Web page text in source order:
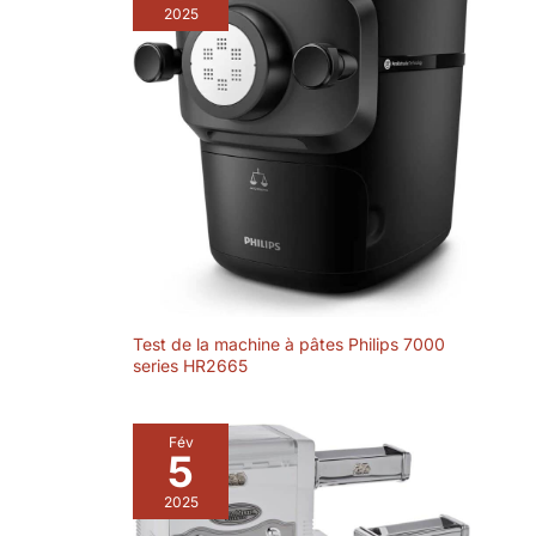
pâtes fraîchement préparé. Préparez des variétés de
pâtes telles que; Lasagnes, spaghettis, macaronis,
raviolis, cannellonis, fettucine, tagliatelles, spatzle,
pappardelle, manicotti, et bien plus encore. Préparez
le plat italien préféré chaque jour à votre domicile!
KIT COMPLET AVEC SUPPORT DE SÉCHAGE
DES PÂTES : Livré avec tous les équipements pour
préparer de la pâte à pâtes fraîche à la maison. Vous
ne recevrez pas seulement une machine de
fabrication de pâtes manuelle, mais également un
moule à ravioli, un pinceau de nettoyage et un séchoir
. Notre porte-spaghetti est composé de 10 bras avec
suffisamment d'espace pour accélérer le processus
de séchage et empêcher les pâtes de coller
ensemble.. Vous pourrez le plier pour un rangement
2025
Test de la machine à pâtes Philips 7000
series HR2665
Fév
5
2025